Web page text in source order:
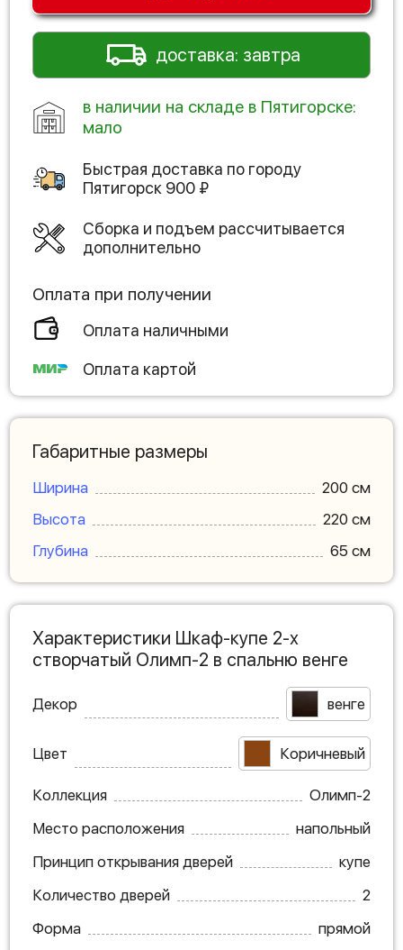
доставка: завтра
в наличии на складе в Пятигорске:
мало
Быстрая доставка по городу
Пятигорск 900 ₽
Сборка и подъем рассчитывается
дополнительно
Оплата при получении
Оплата наличными
Оплата картой
Габаритные размеры
Ширина
200 см
Высота
220 см
Глубина
65 см
Характеристики Шкаф-купе 2-х
створчатый Олимп-2 в спальню венге
Декор венге
Цвет Коричневый
Коллекция
Олимп-2
Место расположения
напольный
Принцип открывания дверей
купе
Количество дверей
2
Форма
прямой